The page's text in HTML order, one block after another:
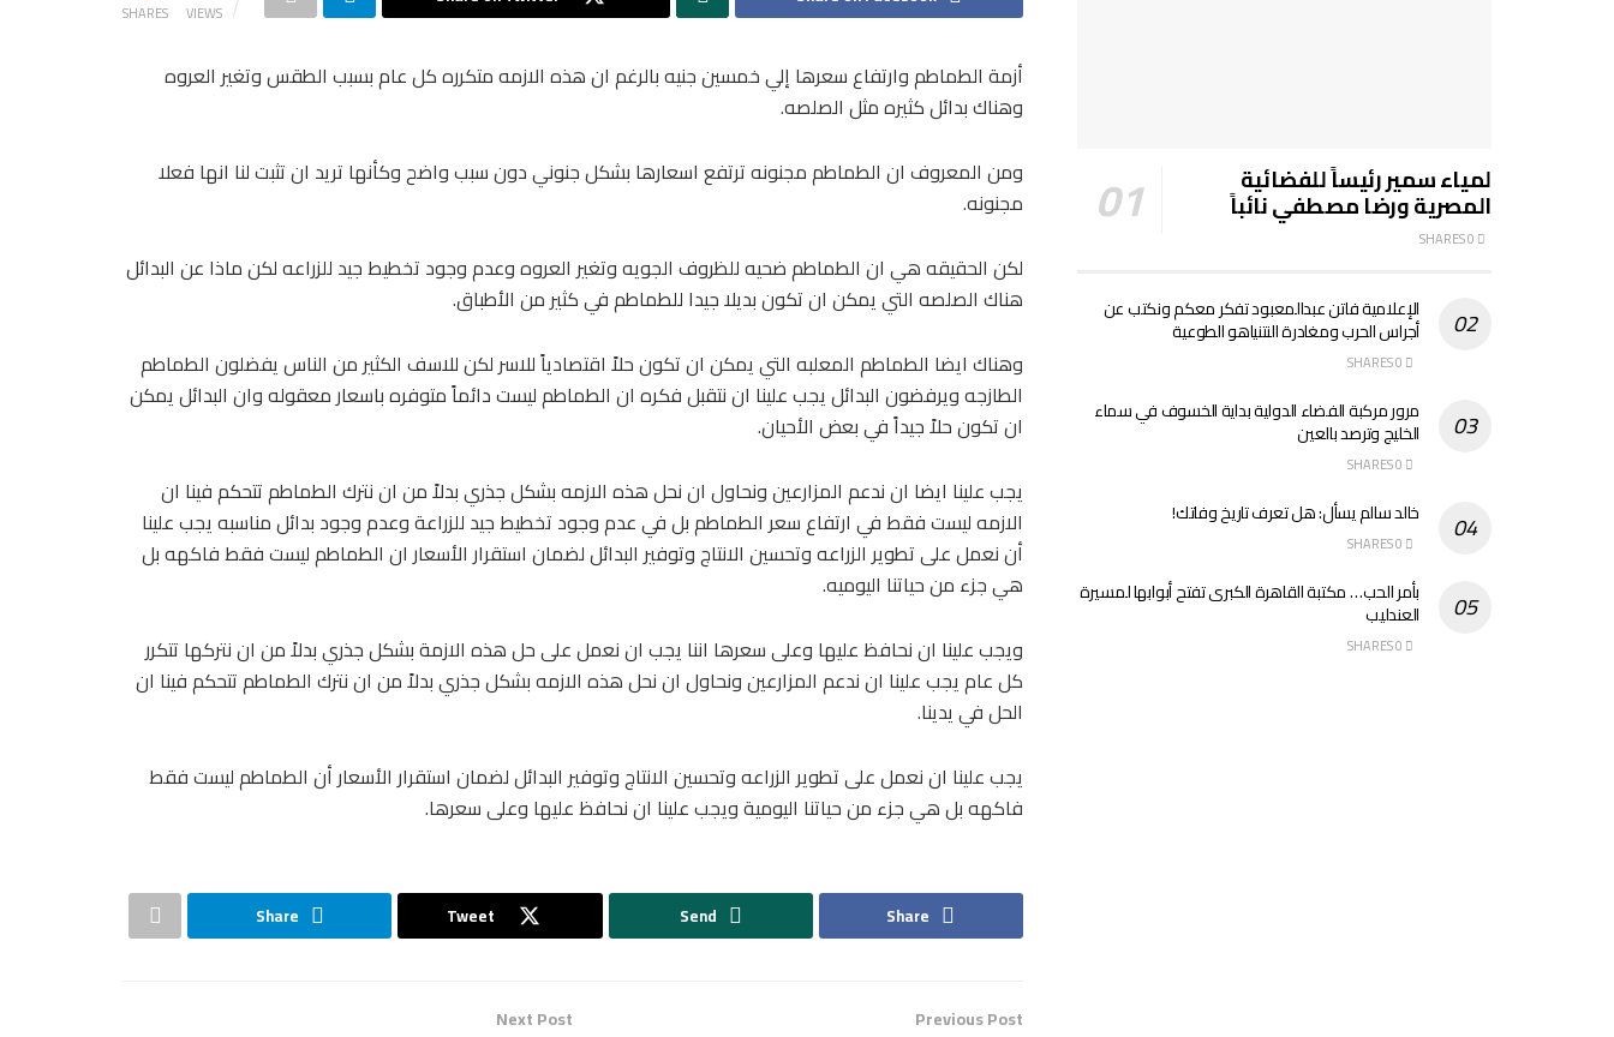
SHARES VIEWS
أزمة الطماطم وارتفاع سعرها إلي خمسين جنيه بالرغم ان هذه الازمه متكرره كل عام بسبب الطقس وتغير العروه
وهناك بدائل كثيره مثل الصلصه.
ومن المعروف ان الطماطم مجنونه ترتفع اسعارها بشكل جنوني دون سبب واضح وكأنها تريد ان تثبت لنا انها فعلا
مجنونه.
لكن الحقيقه هي ان الطماطم ضحيه للظروف الجويه وتغير العروه وعدم وجود تخطيط جيد للزراعه لكن ماذا عن البدائل
هناك الصلصه التي يمكن ان تكون بديلا جيدا للطماطم في كثير من الأطباق.
وهناك ايضا الطماطم المعلبه التي يمكن ان تكون حلاً اقتصادياً للاسر لكن للاسف الكثير من الناس يفضلون الطماطم
الطازجه ويرفضون البدائل يجب علينا ان نتقبل فكره ان الطماطم ليست دائماً متوفره باسعار معقوله وان البدائل يمكن
ان تكون حلاً جيداً في بعض الأحيان.
يجب علينا ايضا ان ندعم المزارعين ونحاول ان نحل هذه الازمه بشكل جذري بدلاً من ان نترك الطماطم تتحكم فينا ان
الازمه ليست فقط في ارتفاع سعر الطماطم بل في عدم وجود تخطيط جيد للزراعة وعدم وجود بدائل مناسبه يجب علينا
أن نعمل على تطوير الزراعه وتحسين الانتاج وتوفير البدائل لضمان استقرار الأسعار ان الطماطم ليست فقط فاكهه بل
هي جزء من حياتنا اليوميه.
ويجب علينا ان نحافظ عليها وعلى سعرها اننا يجب ان نعمل على حل هذه الازمة بشكل جذري بدلاً من ان نتركها تتكرر
كل عام يجب علينا ان ندعم المزارعين ونحاول ان نحل هذه الازمه بشكل جذري بدلاً من ان نترك الطماطم تتحكم فينا ان
الحل في يدينا.
يجب علينا ان نعمل على تطوير الزراعه وتحسين الانتاج وتوفير البدائل لضمان استقرار الأسعار أن الطماطم ليست فقط
فاكهه بل هي جزء من حياتنا اليومية ويجب علينا ان نحافظ عليها وعلى سعرها.
Share
Send
Tweet
Share
Previous Post
Next Post
لمياء سمير رئيساً للفضائية
المصرية ورضا مصطفي نائباً
الإعلامية فاتن عبدالمعبود تفكر معكم ونكتب عن
أجراس الحرب ومغادرة النتنياهو الطوعية
مرور مركبة الفضاء الدولية بداية الخسوف في سماء
الخليج وترصد بالعين
خالد سالم يسأل: هل تعرف تاريخ وفاتك!
بأمر الحب… مكتبة القاهرة الكبرى تفتح أبوابها لمسيرة
العندليب